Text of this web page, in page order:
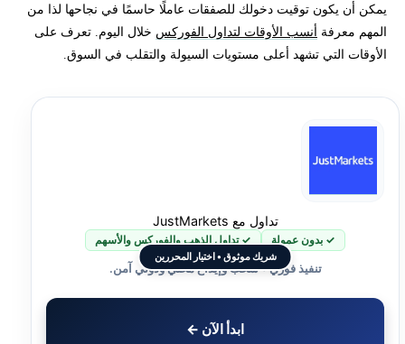
يمكن أن يكون توقيت دخولك للصفقات عاملًا حاسمًا في نجاحها لذا من
المهم معرفة أنسب الأوقات لتداول الفوركس خلال اليوم. تعرف على
الأوقات التي تشهد أعلى مستويات السيولة والتقلب في السوق.
شريك موثوق • اختيار المحررين
تداول مع JustMarkets
✓ بدون عمولة ✓ تداول الذهب والفوركس والأسهم
تنفيذ فوري • سحب وإيداع محلي ودولي آمن.
ابدأ الآن ←